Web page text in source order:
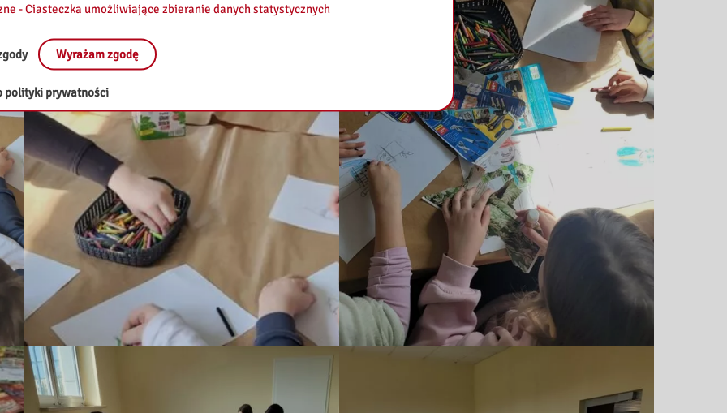
- Ciasteczka umożliwiające zbieranie danych statystycznych
Wyrażam zgodę
polityki prywatności